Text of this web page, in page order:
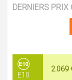
DERNIERS PRIX
E10
2.069